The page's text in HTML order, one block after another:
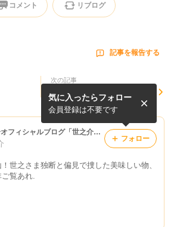
コメント リブログ
記事を報告する
次の記事
金原亭世之介オフィシャルブログ「世之介のそばにおいでよ」Powered by Ameba
世之さま独断と偏見で捜した美味しい物、
覧あれ.
気に入ったらフォロー
会員登録は不要です
フォロー